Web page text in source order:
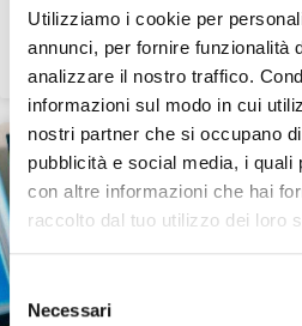
Utilizziamo i cookie per
annunci, per fornire funzionalità
analizzare il nostro traffico.
informazioni sul modo in cui
nostri partner che si occupano
pubblicità e social media, i quali
con altre informazioni che hai
raccolto dal tuo utilizzo dei loro
Selezione
delNecessari
delle CER
LEGGI TUTTO »